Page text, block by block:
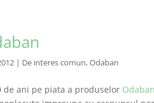
| De interes comun,Odaban
de ani pe piata a produselor Odaban